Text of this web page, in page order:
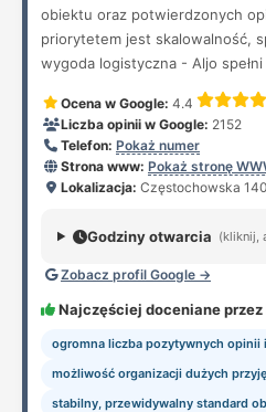
obiektu oraz potwierdzonych
priorytetem jest skalowalność,
wygoda logistyczna - Aljo
Ocena w Google: 4.4
Liczba opinii w Google: 2152
Telefon: Pokaż numer
Strona www: Pokaż stronę
Lokalizacja: Częstochowska
Godziny otwarcia (kliknij,
Zobacz profil Google →
Najczęściej doceniane
ogromna liczba pozytywnych opinii
możliwość organizacji dużych
stabilny, przewidywalny standard